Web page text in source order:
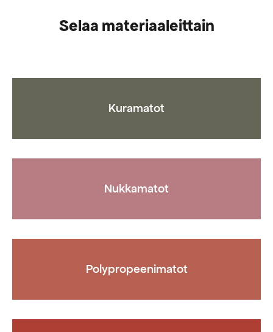
Voit
sivulla.
Selaa materiaaleittain
Kuramatot
Nukkamatot
Polypropeenimatot